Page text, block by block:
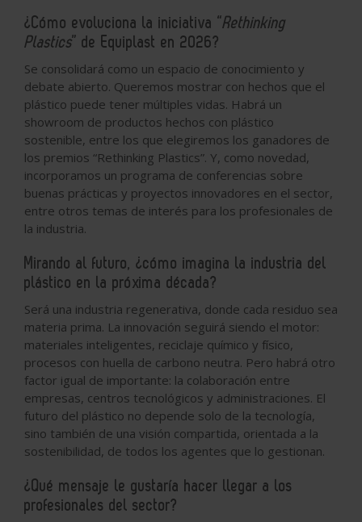
¿Cómo evoluciona la iniciativa “Rethinking
Plastics” de Equiplast en 2026?
Se consolidará como un espacio de conocimiento y
debate abierto. Queremos mostrar con hechos que el
plástico puede tener múltiples vidas. Habrá un
showroom de productos hechos con plástico
sostenible, entre los que elegiremos los ganadores de
los premios “Rethinking Plastics”. Y, como novedad,
incorporamos un programa de conferencias sobre
buenas prácticas y proyectos innovadores en el sector,
entre otros temas de interés para los profesionales de
la industria.
Mirando al futuro, ¿cómo imagina la industria del
plástico en la próxima década?
Será una industria regenerativa, donde cada residuo sea
materia prima. La innovación seguirá siendo el motor:
materiales inteligentes, reciclaje químico y físico,
procesos con huella de carbono neutra. Pero habrá otro
factor igual de importante: la colaboración entre
empresas, centros tecnológicos y administraciones. El
futuro del plástico no depende solo de la tecnología,
sino también de una visión compartida, orientada a la
sostenibilidad, de todos los agentes que lo gestionan.
¿Qué mensaje le gustaría hacer llegar a los
profesionales del sector?